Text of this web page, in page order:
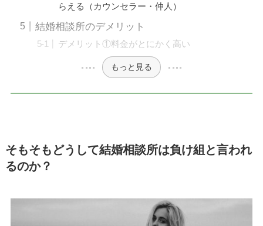
らえる（カウンセラー・仲人）
結婚相談所のデメリット
デメリット①料金がとにかく高い
もっと見る
そもそもどうして結婚相談所は負け組と言われ
るのか？